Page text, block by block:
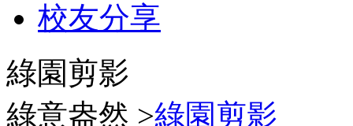
校友分享
綠園剪影
綠意盎然 >綠園剪影